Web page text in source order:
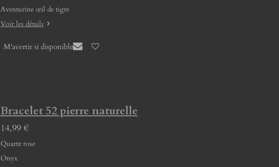
Aventurine œil de tigre
Voir les détails
M'avertir si disponible
Bracelet 52 pierre naturelle
14,99 €
Quartz rose
Onyx